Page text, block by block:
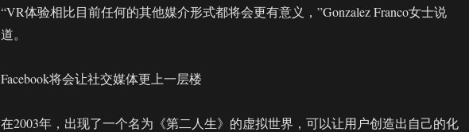
“VR体验相比目前任何的其他媒介形式都将会更有意义，”Gonzalez Franco女士说
道。
Facebook将会让社交媒体更上一层楼
在2003年，出现了一个名为《第二人生》的虚拟世界，可以让用户创造出自己的化